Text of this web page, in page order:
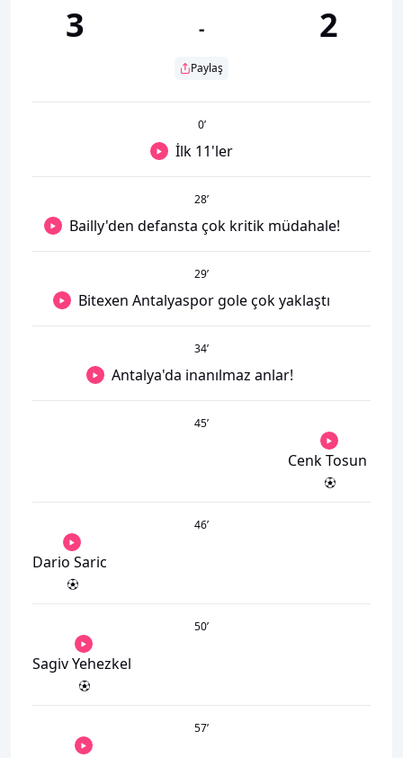
3 -
Paylaş
2
0’
İlk 11'ler
28’
Bailly'den defansta çok kritik müdahale!
29’
Bitexen Antalyaspor gole çok yaklaştı
34’
Antalya'da inanılmaz anlar!
45’
Cenk Tosun
46’
Dario Saric
50’
Sagiv Yehezkel
57’